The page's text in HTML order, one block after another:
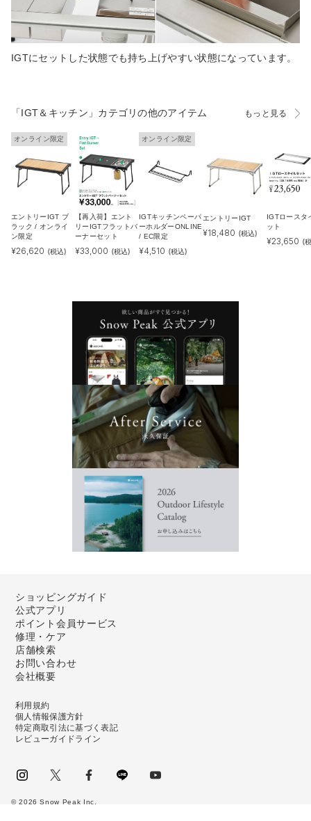
IGTにセットした状態でも持ち上げやすい状態になっています。
「IGT＆キッチン」カテゴリの他のアイテム もっと見る
オンライン限定
エントリーIGT ブ
ラック / オンライ
ン限定
¥26,620 (税込)
【再入荷】エント
リーIGTフラットバ
ーナーセット
¥33,000 (税込)
オンライン限定
IGTキッチンペーパ
ーホルダーONLINE
/ EC限定
¥4,510 (税込)
エントリーIGT
¥18,480 (税込)
IGTロースタ
ット
¥23,650 (
ショッピングガイド
公式アプリ
ポイント会員サービス
修理・ケア
店舗検索
お問い合わせ
会社概要
利用規約
個人情報保護方針
特定商取引法に基づく表記
レビューガイドライン
©2026 Snow Peak Inc.